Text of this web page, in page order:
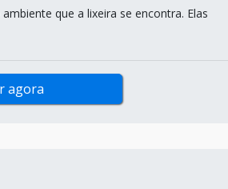
que a lixeira se encontra. Elas
agora